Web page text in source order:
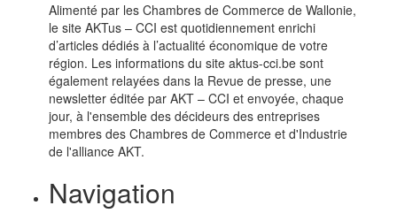
Alimenté par les Chambres de Commerce de Wallonie,
le site AKTus – CCI est quotidiennement enrichi
d’articles dédiés à l’actualité économique de votre
région. Les informations du site aktus-cci.be sont
également relayées dans la Revue de presse, une
newsletter éditée par AKT – CCI et envoyée, chaque
jour, à l'ensemble des décideurs des entreprises
membres des Chambres de Commerce et d'Industrie
de l'alliance AKT.
Navigation